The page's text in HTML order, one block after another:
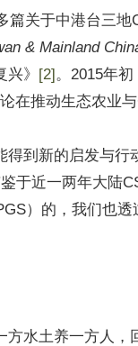
关于中港台三
& Mainland
》 [2]。2015年
在推动生态农业
到新的启发与
于近一两年大陆
）的，我们也
水土养一方人